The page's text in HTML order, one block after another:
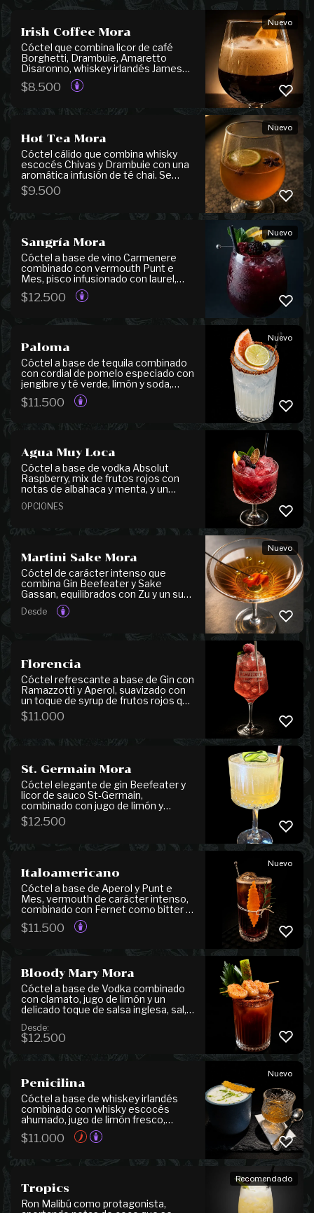
Irish Coffee Mora
Cóctel que combina licor de café
Borghetti, Drambuie, Amaretto
Disaronno, whiskey irlandés Jameson
y espresso recién preparado,
finalizado con una suave espuma de
canela. De carácter intenso y perfil
canela y un delicado toque cítrico de
naranja.
$8.500
Nuevo
Hot Tea Mora
Cóctel cálido que combina whisky
escocés Chivas y Drambuie con una
aromática infusión de té chai. Se
integra con jugo de limón, jengibre,
clavo de olor, anís y canela en rama,
perfil especiado y reconfortante,
equilibran su carácter cálido.
$9.500
Nuevo
Sangría Mora
Cóctel a base de vino Carmenere
combinado con vermouth Punt e
Mes, pisco infusionado con laurel,
canela y manzana, jugo de limón,
syrup de berries y cordial de naranja,
frutales, especiadas y cítricas. Se
rojos y rodajas de manzana, naranja y
limón, que realzan su carácter
aromático y refrescante.
$12.500
Nuevo
Paloma
Cóctel a base de tequila combinado
con cordial de pomelo especiado con
jengibre y té verde, limón y soda,
logrando un equilibrio perfecto entre
frescura, acidez y notas especiadas.
mermelada de pomelo y Tajín, que
refrescante.
$11.500
Nuevo
Agua Muy Loca
Cóctel a base de vodka Absolut
Raspberry, mix de frutos rojos con
notas de albahaca y menta, y un
y frutal. Disponible en versión sin
OPCIONES
Martini Sake Mora
Cóctel de carácter intenso que
combina Gin Beefeater y Sake
Gassan, equilibrados con Zu y un sutil
toque de soya. Aromatizado con
aceites de limón y apio, junto a
complejidad y un delicado contraste
umami, dando forma a un perfil seco,
estructurado y de gran profundidad.
Desde
Nuevo
Florencia
Cóctel refrescante a base de Gin con
Ramazzotti y Aperol, suavizado con
un toque de syrup de frutos rojos que
aporta dulzor y equilibrio. Se sirve con
helado de berries y albahaca fresca,
aire veraniego.
$11.000
St. Germain Mora
Cóctel elegante de gin Beefeater y
licor de sauco St‑Germain,
combinado con jugo de limón y
espumante brut que aporta frescura
y burbujas. Se finaliza con una lámina
refrescante.
$12.500
Italoamericano
Cóctel a base de Aperol y Punt e
Mes, vermouth de carácter intenso,
combinado con Fernet como bitter y
tónica, logrando un equilibrio
perfecto entre notas amargas,
complejo y aromático resalta
ofreciendo un final elegante y
refrescante.
$11.500
Nuevo
Bloody Mary Mora
Cóctel a base de Vodka combinado
con clamato, jugo de limón y un
delicado toque de salsa inglesa, sal,
equilibrio perfecto entre frescura y
carácter. Se presenta con un borde
con tajín, acompañado de un pincho
de camarones ligeramente picantes
también en versión sin alcohol (0°).
Desde:
$12.500
Penicilina
Cóctel a base de whiskey irlandés
combinado con whisky escocés
ahumado, jugo de limón fresco,
azúcar y extracto de jengibre,
logrando un equilibrio perfecto entre
ahumadas. Se presenta con un
resaltando la calidez del jengibre y la
profundidad de los whiskies.
$11.000
Nuevo
Tropics
Ron Malibú como protagonista,
Recomendado